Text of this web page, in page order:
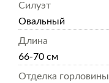
Силуэт
Овальный
Длина
66-70 см
Отделка горловины